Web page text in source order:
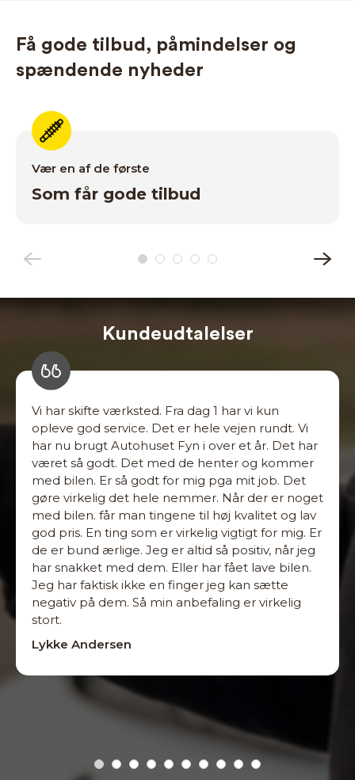
Få gode tilbud, påmindelser og
spændende nyheder
Vær en af de første
Som får gode tilbud
Kundeudtalelser
Vi har skifte værksted. Fra dag 1 har vi kun
opleve god service. Det er hele vejen rundt. Vi
har nu brugt Autohuset Fyn i over et år. Det har
været så godt. Det med de henter og kommer
med bilen. Er så godt for mig pga mit job. Det
gøre virkelig det hele nemmer. Når der er noget
med bilen. får man tingene til høj kvalitet og lav
god pris. En ting som er virkelig vigtigt for mig. Er
de er bund ærlige. Jeg er altid så positiv, når jeg
har snakket med dem. Eller har fået lave bilen.
Jeg har faktisk ikke en finger jeg kan sætte
negativ på dem. Så min anbefaling er virkelig
stort.
Lykke Andersen